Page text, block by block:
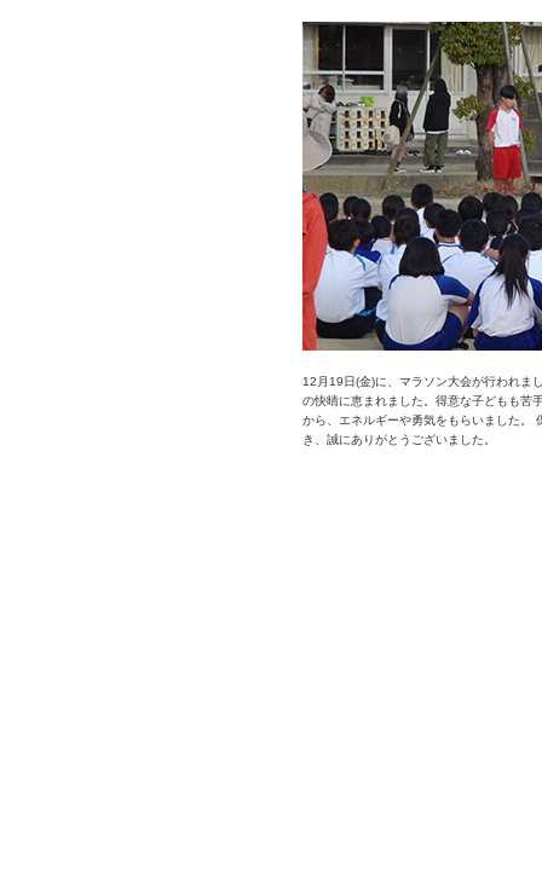
12月19日(金)に、マラソン大会が行われま
の快晴に恵まれました。得意な子どもも苦
から、エネルギーや勇気をもらいました。
き、誠にありがとうございました。